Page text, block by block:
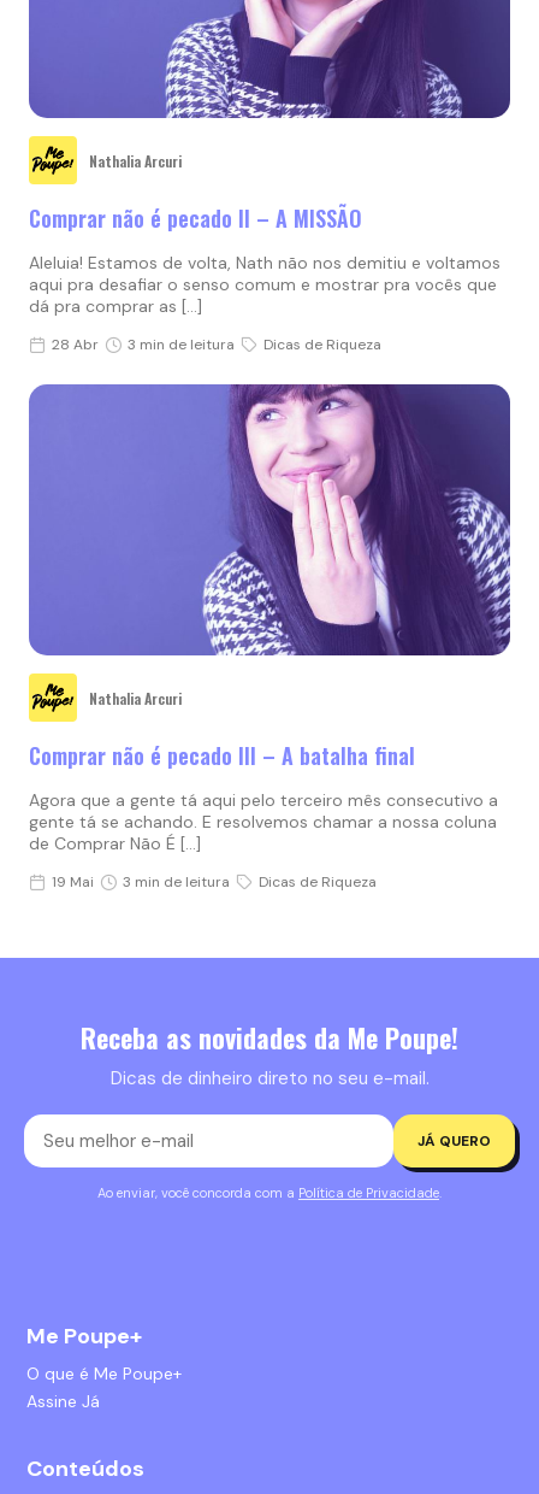
Nathalia Arcuri
Comprar não é pecado II – A MISSÃO
Aleluia! Estamos de volta, Nath não nos demitiu e voltamos
aqui pra desafiar o senso comum e mostrar pra vocês que
dá pra comprar as […]
28 Abr 3 min de leitura Dicas de Riqueza
Nathalia Arcuri
Comprar não é pecado III – A batalha final
Agora que a gente tá aqui pelo terceiro mês consecutivo a
gente tá se achando. E resolvemos chamar a nossa coluna
de Comprar Não É […]
19 Mai 3 min de leitura Dicas de Riqueza
Receba as novidades da Me Poupe!
Dicas de dinheiro direto no seu e-mail.
JÁ QUERO
Ao enviar, você concorda com a Política de Privacidade.
Me Poupe+
O que é Me Poupe+
Assine Já
Conteúdos